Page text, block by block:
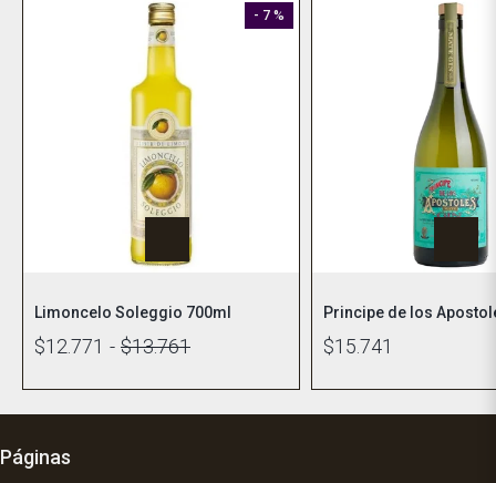
- 7 %
Limoncelo Soleggio 700ml
$12.771 - $13.761
Principe de los
$15.741
Páginas